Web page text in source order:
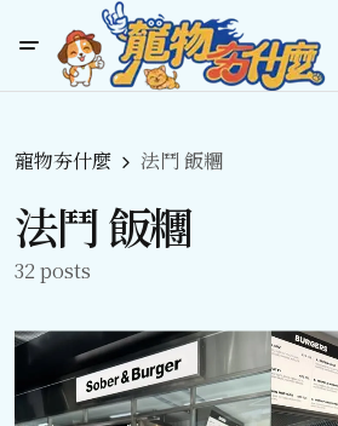
寵物夯什麼 法鬥 飯糰
法鬥 飯糰
32 posts